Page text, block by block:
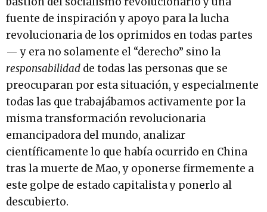
fuente de inspiración y apoyo para la lucha
revolucionaria de los oprimidos en todas partes
— y era no solamente el “derecho” sino la
responsabilidad de todas las personas que se
preocuparan por esta situación, y especialmente
todas las que trabajábamos activamente por la
misma transformación revolucionaria
emancipadora del mundo, analizar
científicamente lo que había ocurrido en China
tras la muerte de Mao, y oponerse firmemente a
este golpe de estado capitalista y ponerlo al
descubierto.